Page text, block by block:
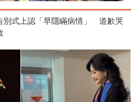
別式上認「早隱瞞病情」 道歉哭